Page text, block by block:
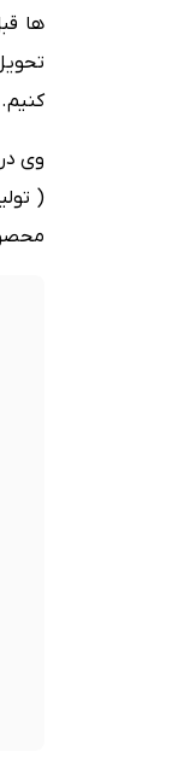
کنیم.
وی
(